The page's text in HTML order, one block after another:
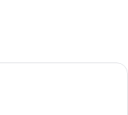
med mærkede rum: V,